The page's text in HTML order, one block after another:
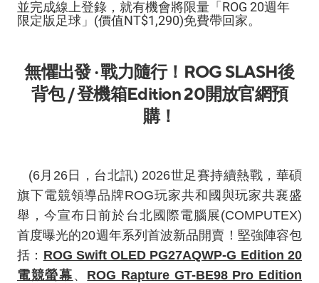
並完成線上登錄，就有機會將限量「ROG 20週年
限定版足球」(價值NT$1,290)免費帶回家。
無懼出發 ‧ 戰力隨行！ ROG SLASH後
背包/登機箱Edition 20開放官網預
購！
(6 月 26日，台北訊) 2026世足賽持續熱戰，華碩
旗下電競領導品牌ROG玩家共和國與玩家共襄盛
舉，今宣布日前於台北國際電腦展(COMPUTEX)
首度曝光的20週年系列首波新品開賣！堅強陣容包
括： ROG Swift OLED PG27AQWP-G Edition 20
電競螢幕 、 ROG Rapture GT-BE98 Pro Edition